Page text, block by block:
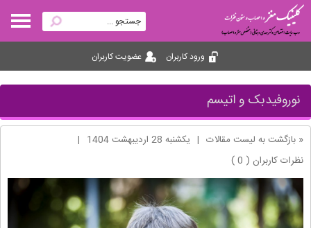
ورود کاربران عضویت کاربران
نوروفیدبک و اتیسم
« بازگشت به لیست مقالات | یکشنبه 28 ارديبهشت 1404
|
نظرات کاربران ( 0 )